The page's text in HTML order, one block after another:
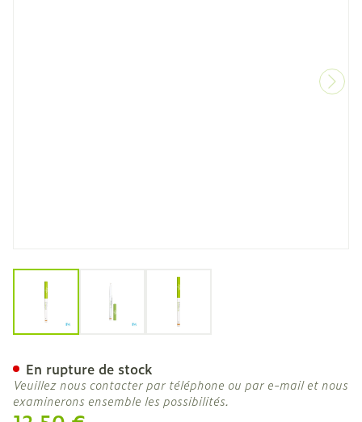
View larger imageView larger imageView larger image
En rupture de stock
Veuillez nous contacter par téléphone ou par e-mail et nous
examinerons ensemble les possibilités.